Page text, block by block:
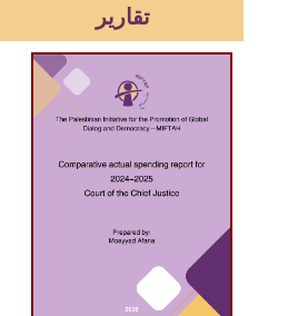
تقارير